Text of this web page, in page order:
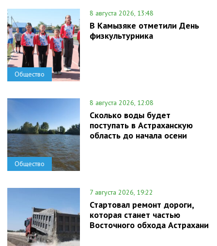
Общество
8 августа 2026, 13:48
В Камызяке отметили День
физкультурника
Общество
8 августа 2026, 12:08
Сколько воды будет
поступать в Астраханскую
область до начала осени
7 августа 2026, 19:22
Стартовал ремонт дороги,
которая станет частью
Восточного обхода Астрахани